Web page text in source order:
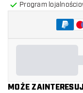
Program
MOŻE